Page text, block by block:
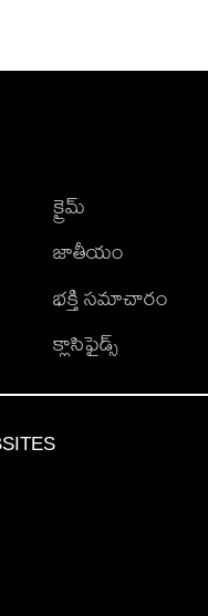
క్రైమ్
జాతీయం
భక్తి సమాచారం
క్లాసిఫైడ్స్